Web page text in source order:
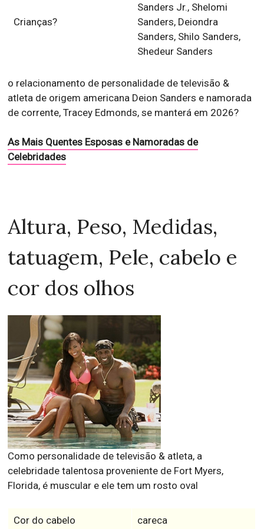
Crianças?
Sanders Jr., Shelomi
Sanders, Deiondra
Sanders, Shilo Sanders,
Shedeur Sanders
o relacionamento de personalidade de televisão &
atleta de origem americana Deion Sanders e namorada
de corrente, Tracey Edmonds, se manterá em 2026?
As Mais Quentes Esposas e Namoradas de
Celebridades
Altura, Peso, Medidas,
tatuagem, Pele, cabelo e
cor dos olhos
Como personalidade de televisão & atleta, a
celebridade talentosa proveniente de Fort Myers,
Florida, é muscular e ele tem um rosto oval
Cor do cabelo careca